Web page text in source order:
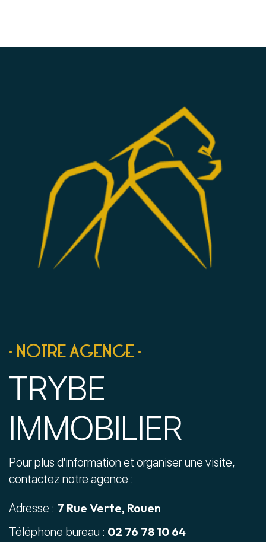
• NOTRE AGENCE •
TRYBE
IMMOBILIER
Pour plus d'information et organiser une visite,
contactez notre agence :
Adresse : 7 Rue Verte, Rouen
Téléphone bureau : 02 76 78 10 64